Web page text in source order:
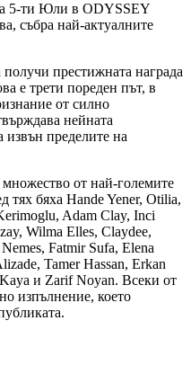
5-ти Юли в ODYSSEY
събра най-актуалните
престижната награда
е трети пореден път, в
от силно
нейната
извън пределите на
от най-големите
тях бяха Hande Yener, Otilia,
Adam Clay, Inci
Wilma Elles, Claydee,
Fatmir Sufa, Elena
Tamer Hassan, Erkan
и Zarif Noyan. Всеки от
изпълнение, което